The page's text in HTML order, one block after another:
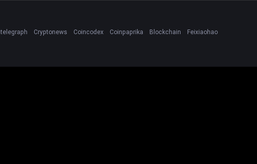
Cryptonews Coincodex Coinpaprika Blockchain
Feixiaohao